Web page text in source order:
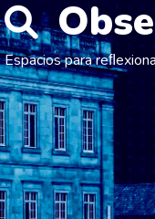
Espacios para